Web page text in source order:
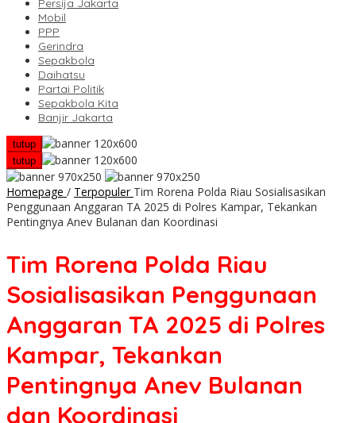
Persija Jakarta
Mobil
PPP
Gerindra
Sepakbola
Daihatsu
Partai Politik
Sepakbola Kita
Banjir Jakarta
tutup
tutup
Homepage / Terpopuler Tim Rorena Polda Riau Sosialisasikan
Penggunaan Anggaran TA 2025 di Polres Kampar, Tekankan
Pentingnya Anev Bulanan dan Koordinasi
Tim Rorena Polda Riau
Sosialisasikan Penggunaan
Anggaran TA 2025 di Polres
Kampar, Tekankan
Pentingnya Anev Bulanan
dan Koordinasi